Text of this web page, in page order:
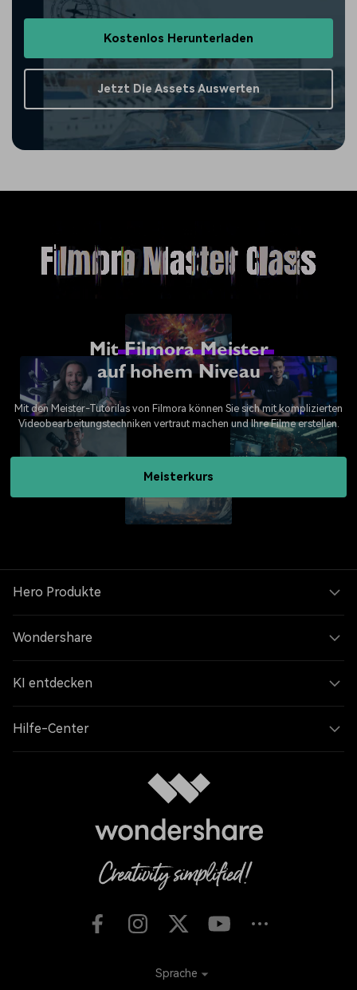
Kostenlos Herunterladen
Jetzt Die Assets Auswerten
MitFilmora Meister
auf hohem Niveau
Mit den Meister-Tutorilas von Filmora können Sie sich mit komplizierten
Videobearbeitungstechniken vertraut machen und Ihre Filme erstellen.
Meisterkurs
Hero Produkte
Wondershare
KI entdecken
Hilfe-Center
Sprache